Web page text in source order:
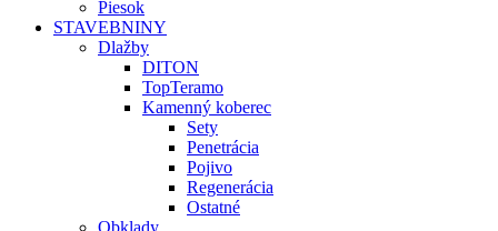
Piesok
STAVEBNINY
Dlažby
DITON
TopTeramo
Kamenný koberec
Sety
Penetrácia
Pojivo
Regenerácia
Ostatné
Obklady